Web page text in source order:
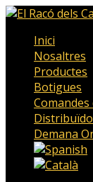
Inici
Nosaltres
Productes
Botigues
Comandes
Demana